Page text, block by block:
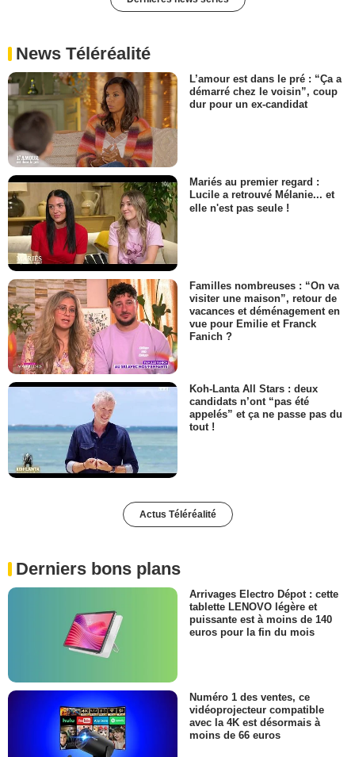
News Téléréalité
L’amour est dans le pré : “Ça a
démarré chez le voisin”, coup
dur pour un ex-candidat
Mariés au premier regard :
Lucile a retrouvé Mélanie... et
elle n'est pas seule !
Familles nombreuses : “On va
visiter une maison”, retour de
vacances et déménagement en
vue pour Emilie et Franck
Fanich ?
Koh-Lanta All Stars : deux
candidats n’ont “pas été
appelés” et ça ne passe pas du
tout !
Actus Téléréalité
Derniers bons plans
Arrivages Electro Dépot : cette
tablette LENOVO légère et
puissante est à moins de 140
euros pour la fin du mois
Numéro 1 des ventes, ce
vidéoprojecteur compatible
avec la 4K est désormais à
moins de 66 euros